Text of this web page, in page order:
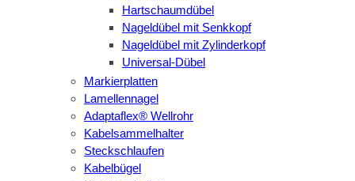
Hartschaumdübel
Nageldübel mit Senkkopf
Nageldübel mit Zylinderkopf
Universal-Dübel
Markierplatten
Lamellennagel
Adaptaflex® Wellrohr
Kabelsammelhalter
Steckschlaufen
Kabelbügel